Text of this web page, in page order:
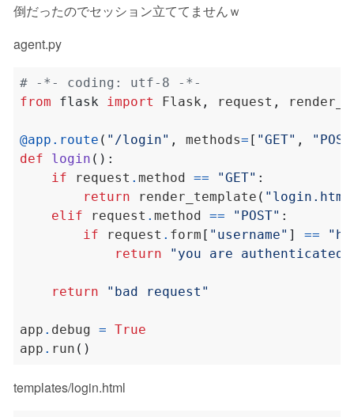
倒だったのでセッション立ててませんｗ
agent.py
# -*- coding: utf-8 -*-
from
flask import Flask , request ,
@app.route ( "/login" , methods= [ "GET" ,
def
login ():
if request . method == "GET" :
return render_template (
elif request . method == "POST" :
if request . form [ "username" ] ==
return
"you are authenticated"
return "bad request"
app . debug = True
app . run ()
templates/login.html